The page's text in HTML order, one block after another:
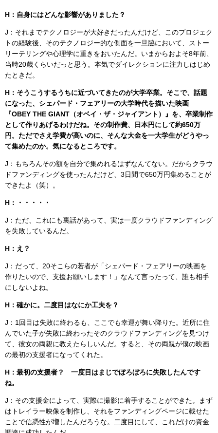
H：自身にはどんな影響がありました？
J：それまでテクノロジーが大好きだったんだけど、このプロジェク
トの経験後、そのテクノロジー的な側面を一旦脇において、ストー
リーテリングや心理学に重きをおいたんだ。いまからおよそ8年前、
当時20歳くらいだっと思う。本気でダイレクションに注力しはじめ
たときだ。
H：そうこうするうちに近づいてきたのが大学卒業。そこで、話題
になった、シェパード・フェアリーの大学時代を描いた映画
『OBEY THE GIANT（オベイ・ザ・ジャイアント）』を、卒業制作
として作りあげるわけだね。その制作費、日本円にして約650万
円。ただでさえ学費が高いのに、そんな大金を一大学生がどうやっ
て集めたのか。気になるところです。
J：もちろんその額を自分で集めれるはずなんてない。だからクラウ
ドファンディングを使ったんだけど、3日間で650万円集めることが
できたよ（笑）。
H：・・・・・
J：ただ、これにも裏話があって、実は一度クラウドファンディング
を失敗しているんだ。
H：え？
J：だって、20そこらの若者が「シェパード・フェアリーの映画を
作りたいので、支援お願いします！」なんて言ったって、誰も相手
にしないよね。
H：確かに。二度目はなにか工夫を？
J：1回目は失敗に終わるも、ここでも幸運が舞い降りた。近所に住
んでいた子が失敗に終わったそのクラウドファンディングを見つけ
て、彼女の両親に教えたらしいんだ。すると、その両親が僕の映画
の最初の支援者になってくれた。
H：最初の支援者？ 一度目はまじでぼろぼろに失敗したんです
ね。
J：その支援金によって、実際に撮影に着手することができた。まず
はトレイラー映像を制作し、それをファンディングページに載せた
ことで信憑性が増したんだろうな。二度目にして、これだけの資金